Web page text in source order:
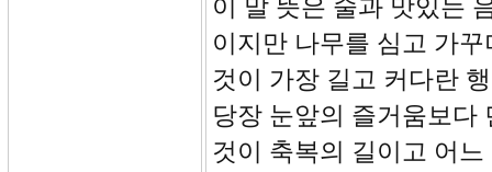
이 말 뜻은 술과 맛있는
이지만 나무를 심고 가
것이 가장 길고 커다란
당장 눈앞의 즐거움보다
것이 축복의 길이고 어